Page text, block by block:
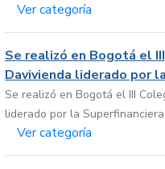
Ver categoría
Se realizó en Bogotá el
Davivienda liderado por
Se realizó en Bogotá el III
liderado por la Superfinanciera
Ver categoría